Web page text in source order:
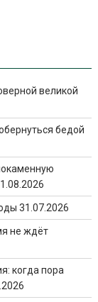
великой
бедой
31.07.2026
не ждёт
когда пора